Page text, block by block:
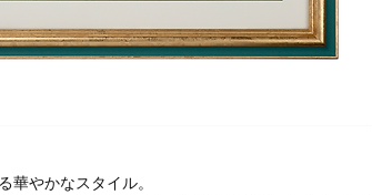
華やかなスタイル。